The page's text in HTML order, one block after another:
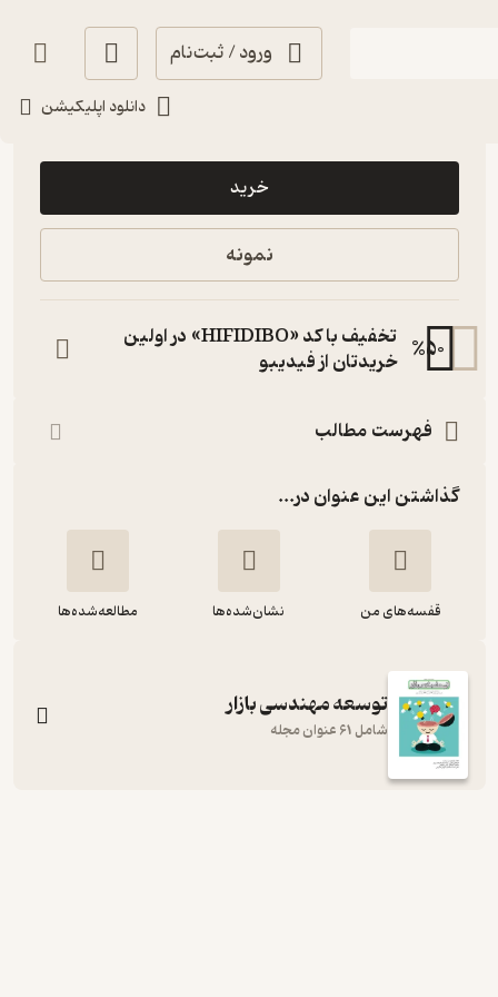
ورود / ثبت‌نام
دانلود اپلیکیشن
40,000
خرید
نمونه
%50
تخفیف با کد «HIFIDIBO» در اولین
خریدتان از فیدیبو
فهرست مطالب
گذاشتن این عنوان در...
قفسه‌های من نشان‌شده‌ها مطالعه‌شده‌ها
توسعه مهندسی بازار
شامل 61 عنوان مجله